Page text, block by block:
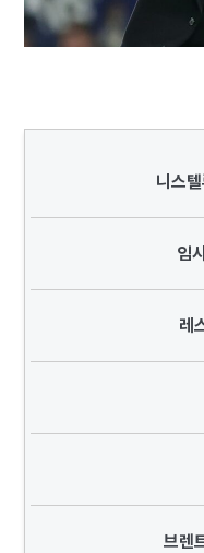
니스
임
레
브렌